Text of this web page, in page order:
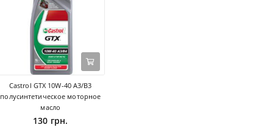
Castrol GTX 10W-40 A3/B3
полусинтетическое моторное
масло
130 грн.